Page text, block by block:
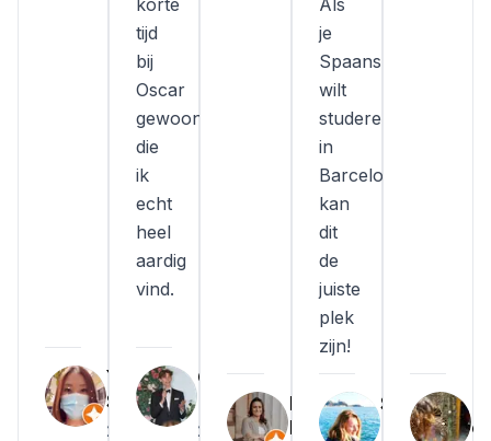
Yoko
S
2025
korte
tijd
bij
Oscar
gewoond,
die
ik
echt
heel
aardig
vind.
Olof
Lagerwall
2025
Pia
Etzold
Als
je
Spaans
wilt
studeren
in
Barcelona,
kan
dit
de
juiste
plek
zijn!
Simona
Masieri